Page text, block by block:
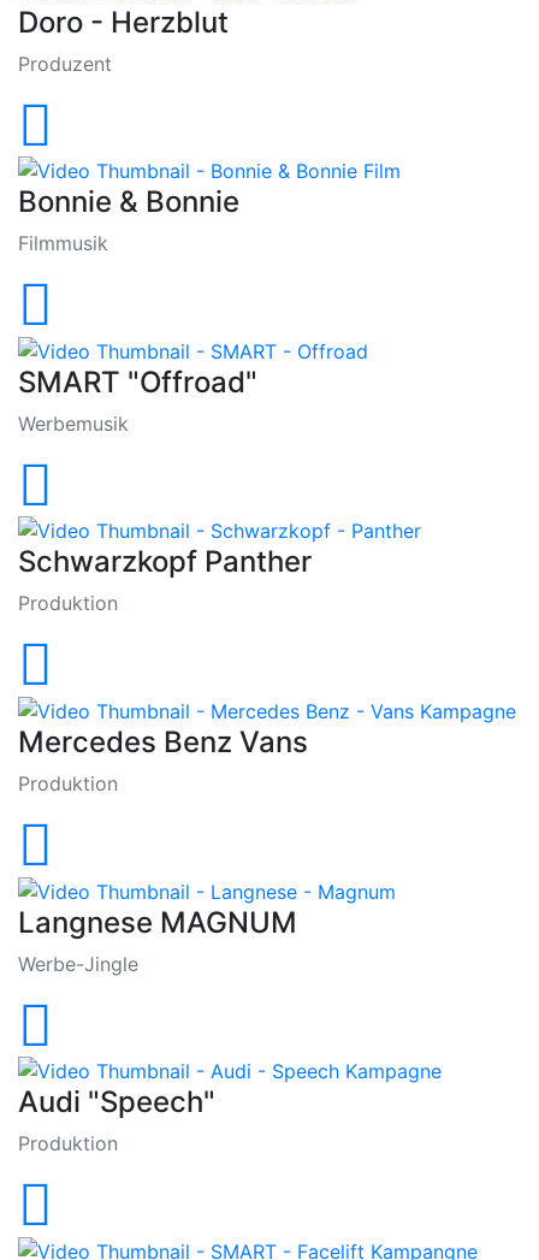
Doro - Herzblut
Produzent
Bonnie & Bonnie
Filmmusik
SMART "Offroad"
Werbemusik
Schwarzkopf Panther
Produktion
Mercedes Benz Vans
Produktion
Langnese MAGNUM
Werbe-Jingle
Audi "Speech"
Produktion